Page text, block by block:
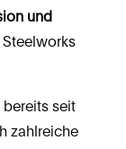
und
bereits seit
zahlreiche